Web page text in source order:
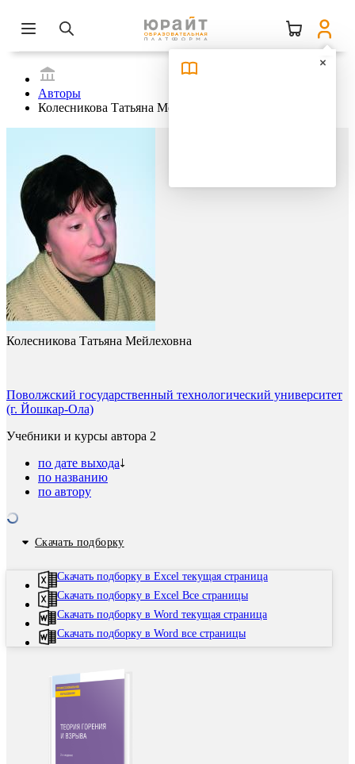
Авторы
Колесникова Татьяна Мейлеховна
Колесникова Татьяна Мейлеховна
Поволжский государственный технологический университет
(г. Йошкар-Ола)
Учебники и курсы автора 2
по дате выхода
по названию
по автору
Скачать подборку
Скачать подборку в Excel текущая страница
Скачать подборку в Excel Все страницы
Скачать подборку в Word текущая страница
Скачать подборку в Word все страницы